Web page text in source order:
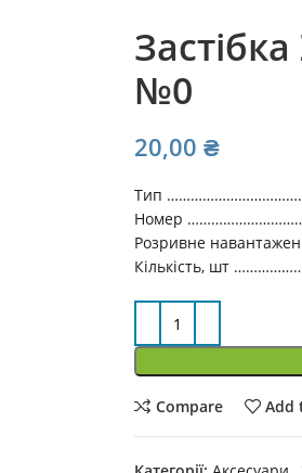
№0
20,00 ₴
Тип
Номер
Розривне
Кількість, шт
Compare Add